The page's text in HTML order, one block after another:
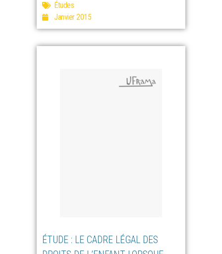
Études
Janvier 2015
ÉTUDE : LE CADRE LÉGAL DES